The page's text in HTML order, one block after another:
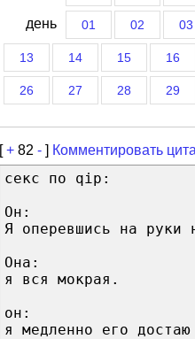
день 01 02 03
13 14 15 16
26 27 28 29
[+ 82 - ] Комментировать
секс по qip:
Он:
Я оперевшись на руки
Она:
я вся мокрая.
он:
я медленно его